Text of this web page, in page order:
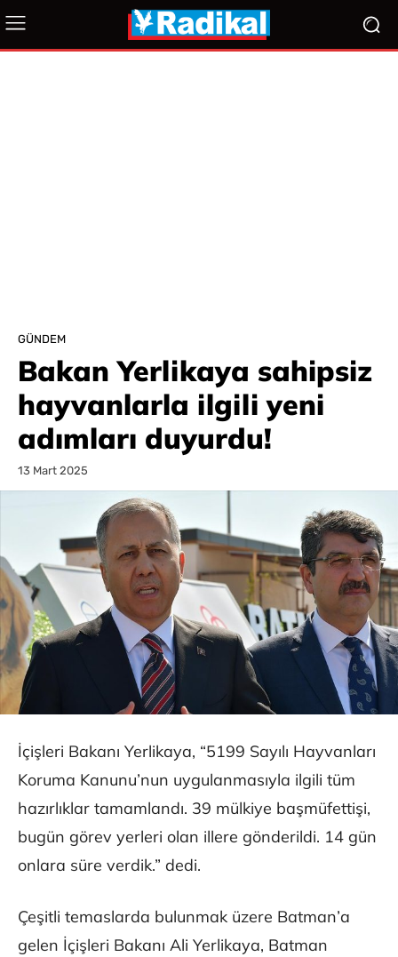
GÜNDEM
Bakan Yerlikaya sahipsiz
hayvanlarla ilgili yeni
adımları duyurdu!
13 Mart 2025
İçişleri Bakanı Yerlikaya, “5199 Sayılı Hayvanları
Koruma Kanunu’nun uygulanmasıyla ilgili tüm
hazırlıklar tamamlandı. 39 mülkiye başmüfettişi,
bugün görev yerleri olan illere gönderildi. 14 gün
onlara süre verdik.” dedi.
Çeşitli temaslarda bulunmak üzere Batman’a
gelen İçişleri Bakanı Ali Yerlikaya, Batman